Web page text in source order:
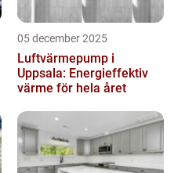
05 december 2025
Luftvärmepump i
Uppsala: Energieffektiv
värme för hela året